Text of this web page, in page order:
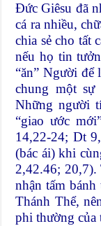
Đức Giêsu đã
cá ra nhiều,
chia sẻ cho tất
nếu họ tin
“ăn” Người để
chung một sự
Những người
“giao ước
14,22-24; Dt
(bác ái) khi
2,42.46;
nhận tấm
Thánh Thể,
phi thường của